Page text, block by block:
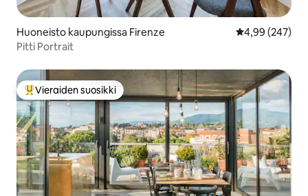
Huoneisto kaupungissa Firenze
4,99 (247)
Pitti Portrait
Vieraiden suosikkien parhaimmistoa
Vieraiden suosikki